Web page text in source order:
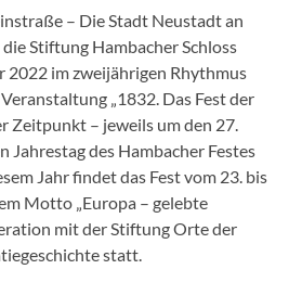
– Die Stadt Neustadt an
Stiftung Hambacher Schloss
2022 im zweijährigen Rhythmus
„1832. Das Fest der
Zeitpunkt – jeweils um den 27.
Jahrestag des Hambacher Festes
Jahr findet das Fest vom 23. bis
Motto „Europa – gelebte
mit der Stiftung Orte der
statt.